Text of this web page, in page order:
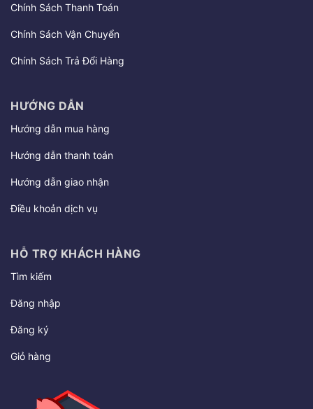
Chính Sách Thanh Toán
Chính Sách Vận Chuyển
Chính Sách Trả Đổi Hàng
HƯỚNG DẪN
Hướng dẫn mua hàng
Hướng dẫn thanh toán
Hướng dẫn giao nhận
Điều khoản dịch vụ
HỖ TRỢ KHÁCH HÀNG
Tìm kiếm
Đăng nhập
Đăng ký
Giỏ hàng